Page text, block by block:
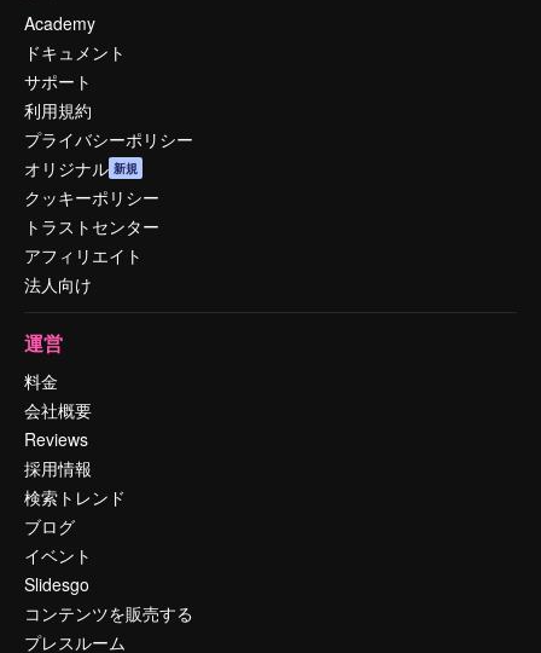
Academy
ドキュメント
サポート
利用規約
プライバシーポリシー
オリジナル 新規
クッキーポリシー
トラストセンター
アフィリエイト
法人向け
運営
料金
会社概要
Reviews
採用情報
検索トレンド
ブログ
イベント
Slidesgo
コンテンツを販売する
プレスルーム